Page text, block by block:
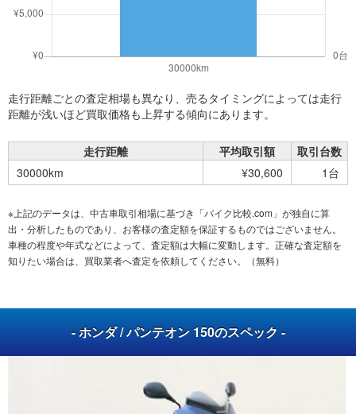
走行距離ごとの査定相場も異なり、売るタイミングによっては走行
距離が浅いほど買取価格も上昇する傾向にあります。
走行距離 平均取引額
取引台数
30000km
¥30,600 1台
※上記のデータは、中古車取引相場に基づき「バイク比較.com」が独自に算
出・分析したものであり、お客様の査定額を保証するものではございません。
車種の程度や年式などによって、査定額は大幅に変動します。正確な査定額を
知りたい場合は、買取業者へ査定を依頼してください。（無料）
- ホンダ / パンテオン 150のスペック -